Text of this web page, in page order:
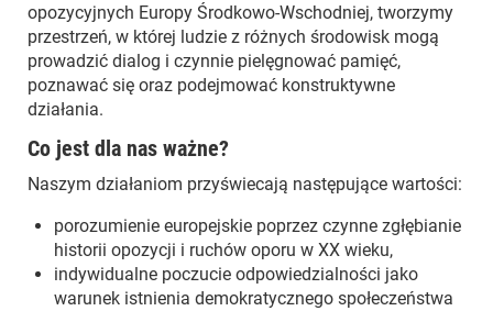
opozycyjnych Europy Środkowo-Wschodniej, tworzymy
przestrzeń, w której ludzie z różnych środowisk mogą
prowadzić dialog i czynnie pielęgnować pamięć,
poznawać się oraz podejmować konstruktywne
działania.
Co jest dla nas ważne?
Naszym działaniom przyświecają następujące wartości:
porozumienie europejskie poprzez czynne zgłębianie
historii opozycji i ruchów oporu w XX wieku,
indywidualne poczucie odpowiedzialności jako
warunek istnienia demokratycznego społeczeństwa